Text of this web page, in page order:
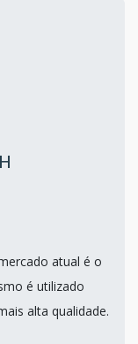
atual é o
é utilizado
alta qualidade.